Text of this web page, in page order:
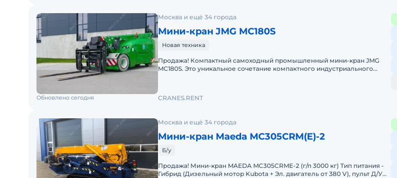
Москва и ещё 34 города
Мини-кран JMG MC180S
Новая техника
Продажа! Компактный самоходный промышленный мини-кран JMG
MC180S. Это уникальное сочетание компактного индустриального
Обновлено сегодня CRANES.RENT
Москва и ещё 34 города
Мини-кран Maeda MC305CRM(E)-2
Б/у
Продажа! Мини-кран MAEDA MC305CRME-2 (г/п 3000 кг) Тип питания -
Гибрид (Дизельный мотор Kubota + Эл. двигатель от 380 V), пульт Д/У